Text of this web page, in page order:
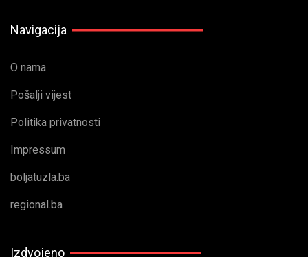
Navigacija
O nama
Pošalji vijest
Politika privatnosti
Impressum
boljatuzla.ba
regional.ba
Izdvojeno